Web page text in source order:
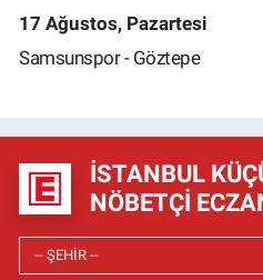
17 Ağustos, Pazartesi
Samsunspor - Göztepe
İSTANBUL
NÖBETÇI